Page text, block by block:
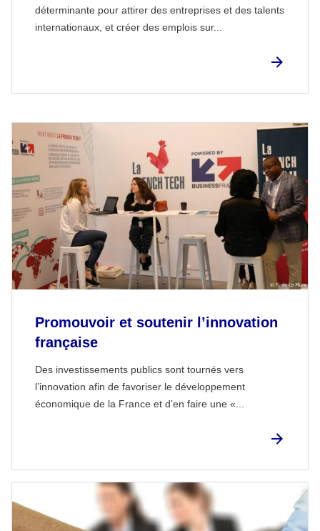
déterminante pour attirer des entreprises et des talents
internationaux, et créer des emplois sur...
Promouvoir et soutenir l’innovation
française
Des investissements publics sont tournés vers
l’innovation afin de favoriser le développement
économique de la France et d’en faire une «...